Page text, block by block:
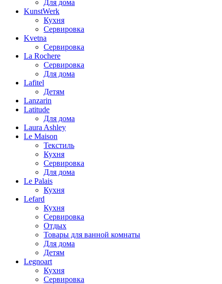
Для дома
KunstWerk
Кухня
Сервировка
Kvetna
Сервировка
La Rochere
Сервировка
Для дома
Lafitel
Детям
Lanzarin
Latitude
Для дома
Laura Ashley
Le Maison
Текстиль
Кухня
Сервировка
Для дома
Le Palais
Кухня
Lefard
Кухня
Сервировка
Отдых
Товары для ванной комнаты
Для дома
Детям
Legnoart
Кухня
Сервировка